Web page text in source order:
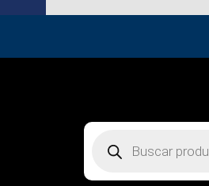
productos